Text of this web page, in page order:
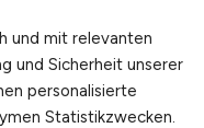
Jede Klinik hat ihre
diese Stärken zu
und mit relevanten
und Sicherheit unserer
personalisierte
Statistikzwecken.